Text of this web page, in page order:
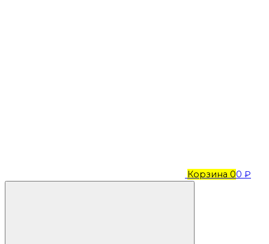
Корзина 00 ₽